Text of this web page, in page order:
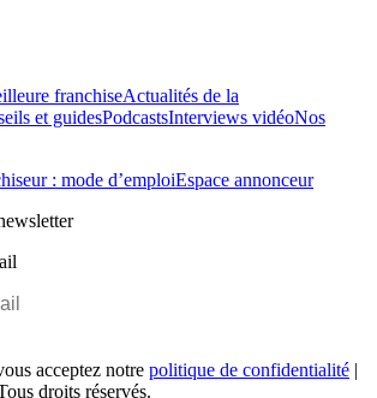
franchiseActualités de la
et guidesPodcastsInterviews vidéoNos
: mode d’emploiEspace annonceur
acceptez notre politique de confidentialité |
droits réservés.